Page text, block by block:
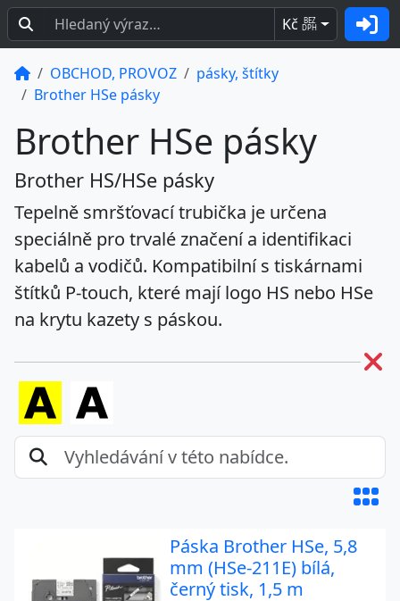
Kč BEZ
DPH
OBCHOD, PROVOZ
pásky, štítky
Brother HSe pásky
Brother HSe pásky
Brother HS/HSe pásky
Tepelně smršťovací trubička je určena
speciálně pro trvalé značení a identifikaci
kabelů a vodičů. Kompatibilní s tiskárnami
štítků P-touch, které mají logo HS nebo HSe
na krytu kazety s páskou.
Páska Brother HSe, 5,8
mm (HSe-211E) bílá,
černý tisk, 1,5 m